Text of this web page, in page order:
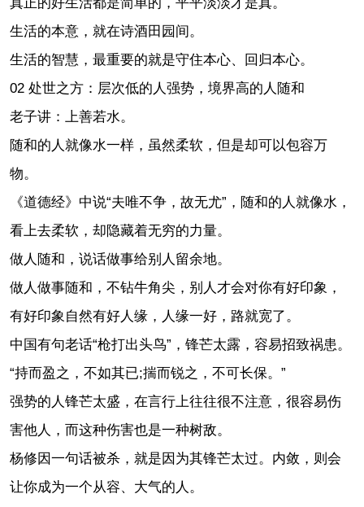
真正的好生活都是简单的，平平淡淡才是真。
生活的本意，就在诗酒田园间。
生活的智慧，最重要的就是守住本心、回归本心。
02 处世之方：层次低的人强势，境界高的人随和
老子讲：上善若水。
随和的人就像水一样，虽然柔软，但是却可以包容万
物。
《道德经》中说“夫唯不争，故无尤”，随和的人就像水，
看上去柔软，却隐藏着无穷的力量。
做人随和，说话做事给别人留余地。
做人做事随和，不钻牛角尖，别人才会对你有好印象，
有好印象自然有好人缘，人缘一好，路就宽了。
中国有句老话“枪打出头鸟”，锋芒太露，容易招致祸患。
“持而盈之，不如其已;揣而锐之，不可长保。”
强势的人锋芒太盛，在言行上往往很不注意，很容易伤
害他人，而这种伤害也是一种树敌。
杨修因一句话被杀，就是因为其锋芒太过。内敛，则会
让你成为一个从容、大气的人。